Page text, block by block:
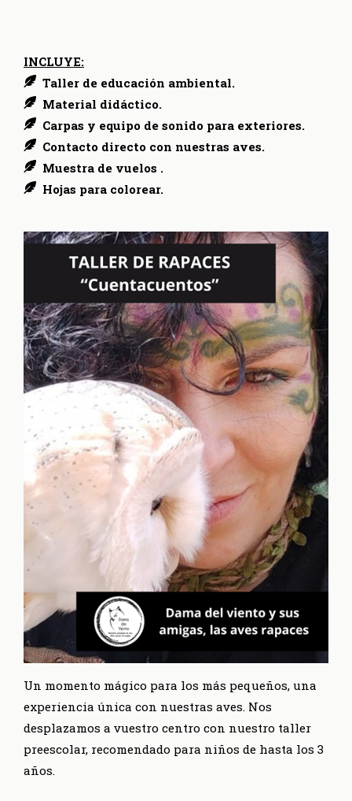
INCLUYE:
Taller de educación ambiental.
Material didáctico.
Carpas y equipo de sonido para exteriores.
Contacto directo con nuestras aves.
Muestra de vuelos .
Hojas para colorear.
Un momento mágico para los más pequeños, una
experiencia única con nuestras aves. Nos
desplazamos a vuestro centro con nuestro taller
preescolar, recomendado para niños de hasta los 3
años.